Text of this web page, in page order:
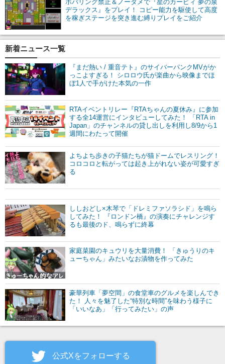
ホバリング禁止＆ノーダメで『星のカービィ 夢の泉
デラックス』をプレイ！ コピー能力を駆使して高度
を稼ぎステージを突き進む縛りプレイをご紹介
新着ニュース一覧
『まだ熱い / 重音テト』のサイバーパンクMVがか
っこよすぎる！ シロロウ氏が楽曲から映像までほ
ぼ1人で手がけた本気の一作
RTAイベントリレー『RTAちゃんの夏休み』に参加
する全14運営にインタビューしてみた！ 「RTA in
Japan」のチャンネルの貸し出しを利用し8/9から1
週間にわたって開催
よちよち歩きの子猫たちが猫ドームでレスリング！
コロコロと転がっては起き上がれない姿が可愛すぎ
る
ししおどし×木琴で「ドレミファソラシド」を鳴ら
してみた！ 『ロンドン橋』の演奏にチャレンジす
るも最後のド、鳴らずに終幕
家庭菜園のキュウリを大量消費！ 「きゅうりのキ
ューちゃん」みたいなお漬物を作ってみた
豪華列車「夢空間」の食堂車のグルメを楽しんでき
た！ 人々を魅了した“特別な時間”を味わう様子に
「いいなあ」「行ってみたい」の声
公式Xをフォローする